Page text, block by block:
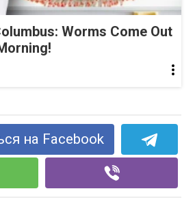
Worms Come Out
на Facebook